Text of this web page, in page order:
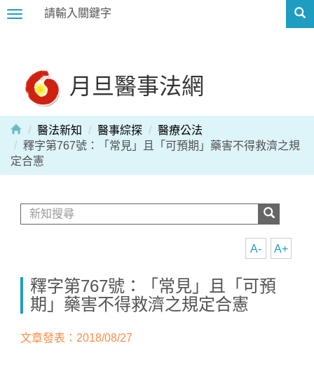
Toggle
月旦醫事法網
醫法新知 醫事綜探
醫療公法
釋字第767號：「常見」且「可預期」藥害不得救濟之規
定合憲
A+
A-
釋字第767號：「常見」且「可預
期」藥害不得救濟之規定合憲
文章發表：2018/08/27